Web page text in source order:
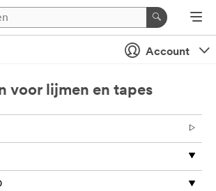
Account
voor lijmen en tapes